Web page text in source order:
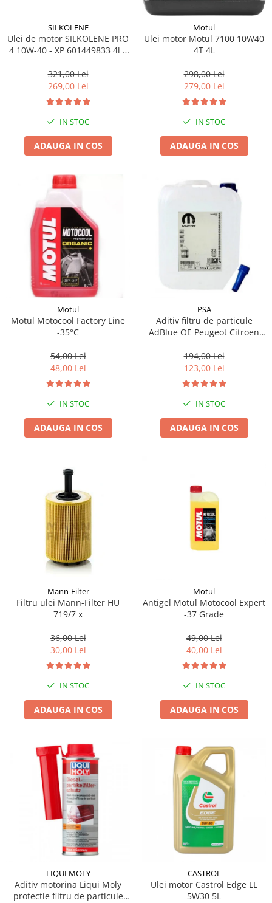
SILKOLENE
Ulei de motor SILKOLENE PRO
4 10W-40 - XP 601449833 4l +
321,00 Lei
269,00 Lei
IN STOC
ADAUGA IN COS
Motul
Ulei motor Motul 7100 10W40
4T 4L
298,00 Lei
279,00 Lei
IN STOC
ADAUGA IN COS
Motul
Motul Motocool Factory Line
-35°C
54,00 Lei
48,00 Lei
IN STOC
ADAUGA IN COS
PSA
Aditiv filtru de particule
AdBlue OE Peugeot Citroen
194,00 Lei
123,00 Lei
IN STOC
ADAUGA IN COS
Mann-Filter
Filtru ulei Mann-Filter HU
719/7 x
36,00 Lei
30,00 Lei
IN STOC
ADAUGA IN COS
Motul
Antigel Motul Motocool Expert
-37 Grade
49,00 Lei
40,00 Lei
IN STOC
ADAUGA IN COS
LIQUI MOLY
Aditiv motorina Liqui Moly
protectie filtru de particule
CASTROL
Ulei motor Castrol Edge LL
5W30 5L